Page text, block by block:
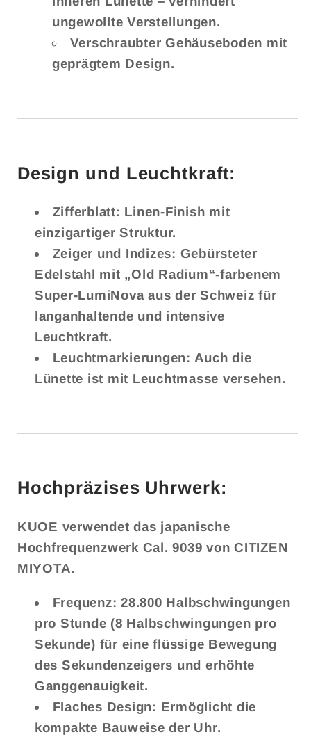
ungewollte Verstellungen.
Verschraubter Gehäuseboden mit
geprägtem Design.
Design und Leuchtkraft:
Zifferblatt: Linen-Finish mit
einzigartiger Struktur.
Zeiger und Indizes: Gebürsteter
Edelstahl mit „Old Radium“-farbenem
Super-LumiNova aus der Schweiz für
langanhaltende und intensive
Leuchtkraft.
Leuchtmarkierungen: Auch die
Lünette ist mit Leuchtmasse versehen.
Hochpräzises Uhrwerk:
KUOE verwendet das japanische
Hochfrequenzwerk Cal. 9039 von CITIZEN
MIYOTA.
Frequenz: 28.800 Halbschwingungen
pro Stunde (8 Halbschwingungen pro
Sekunde) für eine flüssige Bewegung
des Sekundenzeigers und erhöhte
Ganggenauigkeit.
Flaches Design: Ermöglicht die
kompakte Bauweise der Uhr.